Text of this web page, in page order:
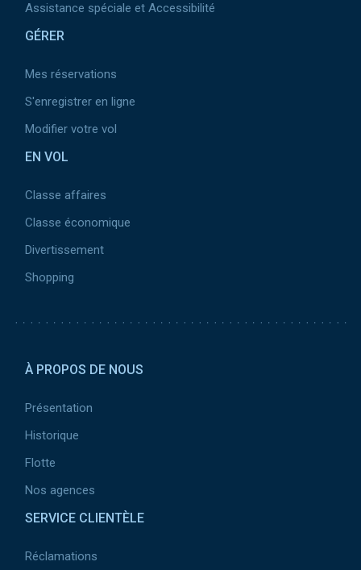
Assistance spéciale et Accessibilité
GÉRER
Mes réservations
S'enregistrer en ligne
Modifier votre vol
EN VOL
Classe affaires
Classe économique
Divertissement
Shopping
À PROPOS DE NOUS
Présentation
Historique
Flotte
Nos agences
SERVICE CLIENTÈLE
Réclamations